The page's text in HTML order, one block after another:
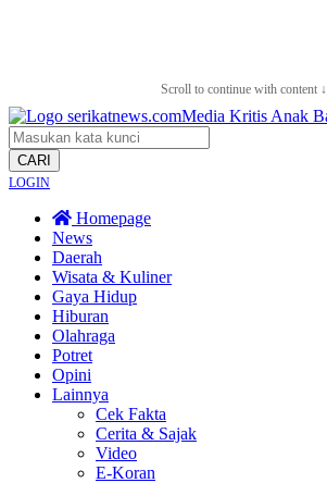
Scroll to continue with content ↓
CARI
LOGIN
Homepage
News
Daerah
Wisata & Kuliner
Gaya Hidup
Hiburan
Olahraga
Potret
Opini
Lainnya
Cek Fakta
Cerita & Sajak
Video
E-Koran